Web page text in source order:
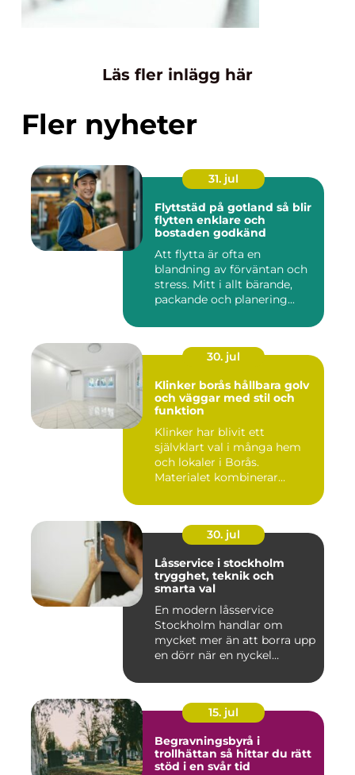
Läs fler inlägg här
Fler nyheter
31. jul
Flyttstäd på gotland så blir
flytten enklare och
bostaden godkänd
Att flytta är ofta en
blandning av förväntan och
stress. Mitt i allt bärande,
packande och planering...
30. jul
Klinker borås hållbara golv
och väggar med stil och
funktion
Klinker har blivit ett
självklart val i många hem
och lokaler i Borås.
Materialet kombinerar
30. jul
Låsservice i stockholm
trygghet, teknik och
smarta val
En modern låsservice
Stockholm handlar om
mycket mer än att borra upp
en dörr när en nyckel
15. jul
Begravningsbyrå i
trollhättan så hittar du rätt
stöd i en svår tid